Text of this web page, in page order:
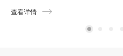
查看详情